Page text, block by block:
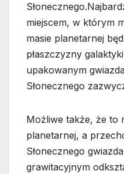
miejscem, w którym
masie planetarnej
płaszczyzny
upakowanym
Słonecznego
Możliwe także, że to
planetarnej, a
Słonecznego
grawitacyjnym